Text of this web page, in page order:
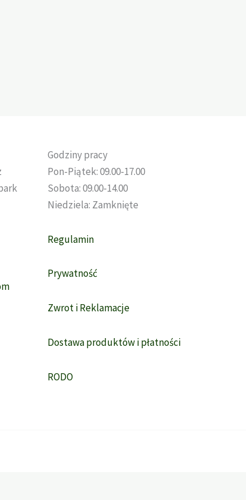
Godziny pracy
Pon-Piątek: 09.00-17.00
Sobota: 09.00-14.00
Niedziela: Zamknięte
Regulamin
Prywatność
Zwrot i Reklamacje
Dostawa produktów i płatności
RODO